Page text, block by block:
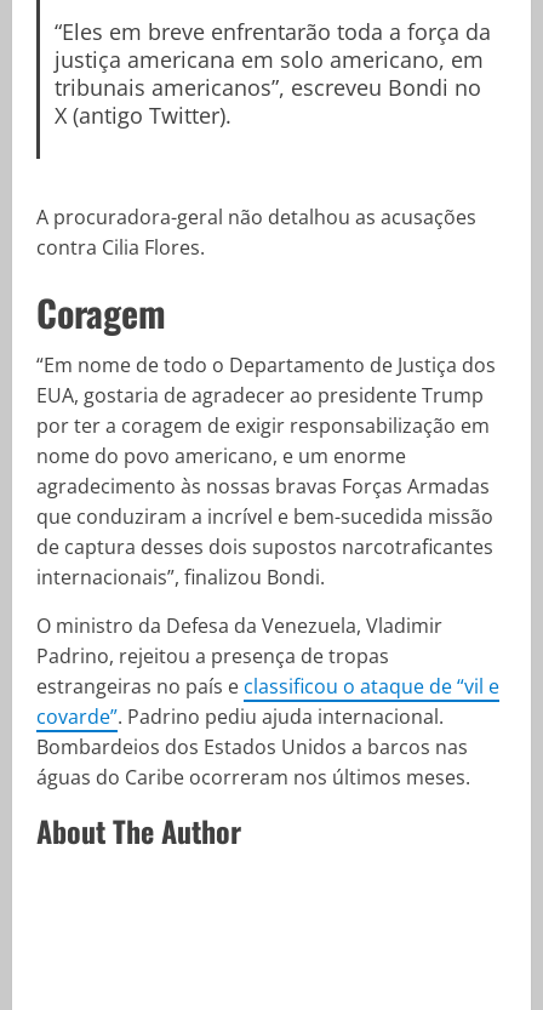
“Eles em breve enfrentarão toda a força da
justiça americana em solo americano, em
tribunais americanos”, escreveu Bondi no
X (antigo Twitter).
A procuradora-geral não detalhou as acusações
contra Cilia Flores.
Coragem
“Em nome de todo o Departamento de Justiça dos
EUA, gostaria de agradecer ao presidente Trump
por ter a coragem de exigir responsabilização em
nome do povo americano, e um enorme
agradecimento às nossas bravas Forças Armadas
que conduziram a incrível e bem-sucedida missão
de captura desses dois supostos narcotraficantes
internacionais”, finalizou Bondi.
O ministro da Defesa da Venezuela, Vladimir
Padrino, rejeitou a presença de tropas
estrangeiras no país e classificou o ataque de “vil e
covarde”. Padrino pediu ajuda internacional.
Bombardeios dos Estados Unidos a barcos nas
águas do Caribe ocorreram nos últimos meses.
About The Author